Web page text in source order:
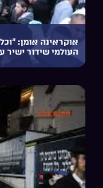
אוקראינה אומן:
העולמי שידור